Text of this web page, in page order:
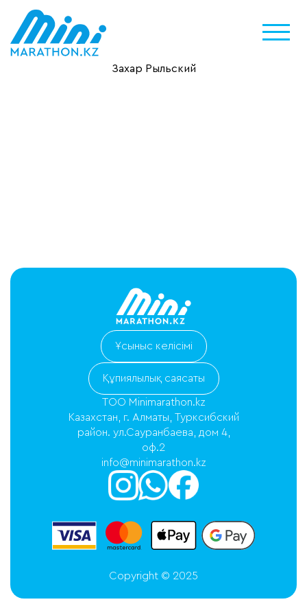
Захар Рыльский
Ұсыныс келісімі
Құпиялылық саясаты
ТОО Minimarathon.kz
Казахстан, г. Алматы, Турксибский
район. ул.Сауранбаева, дом 4,
оф.2
info@minimarathon.kz
Copyright © 2025